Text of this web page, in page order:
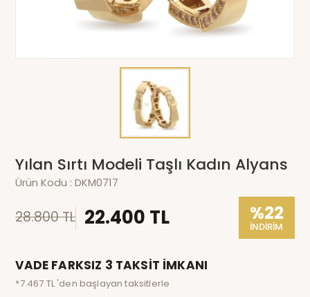
Yılan Sırtı Modeli Taşlı Kadın Alyans
Ürün Kodu :DKM0717
28.800 TL 22.400 TL %22
İNDİRİM
VADE FARKSIZ 3 TAKSİT İMKANI
*7.467 TL 'den başlayan taksitlerle